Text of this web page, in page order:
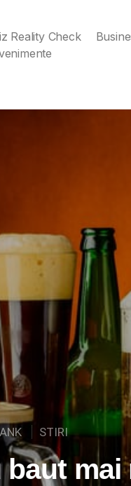
Reality Check
STIRI
baut mai